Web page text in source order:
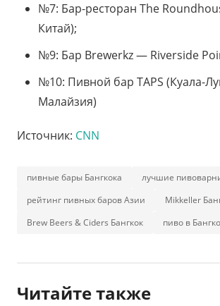
№7: Бар-ресторан The
Китай);
№9: Бар Brewerkz — Riverside
№10: Пивной бар TAPS (Куала-
Малайзия)
Источник: CNN
пивные бары Бангкока
лучшие
рейтинг пивных баров Азии
Mikkeller
Brew Beers & Ciders Бангкок
пиво в
Читайте также